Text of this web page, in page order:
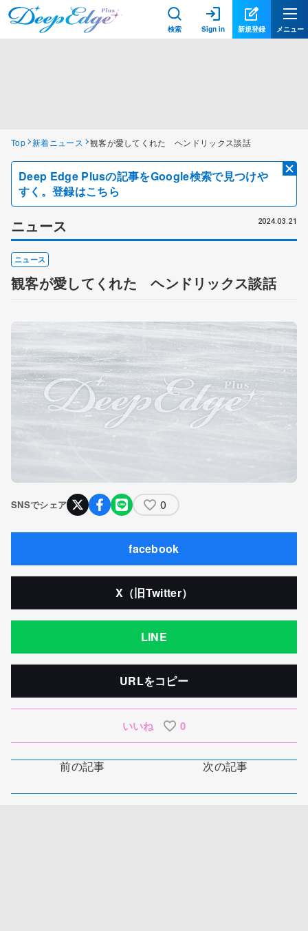
検索 Sign in 新規登録 メニュー
Top 新着ニュース 観客が愛してくれた ヘンドリックス談話
Deep Edge Plusの記事をGoogle検索で見つけや
すく。登録はこちら
ニュース 2024.03.21
ニュース
観客が愛してくれた ヘンドリックス談話
SNSでシェア 0
facebook
X（旧Twitter）
LINE
URLをコピー
いいね 0
前の記事 次の記事